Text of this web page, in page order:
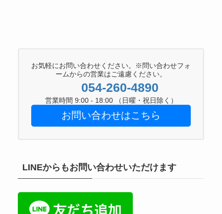
お気軽にお問い合わせください。※問い合わせフォ
ームからの営業はご遠慮ください。
054-260-4890
営業時間 9:00 - 18:00 （日曜・祝日除く）
お問い合わせはこちら
LINEからもお問い合わせいただけます